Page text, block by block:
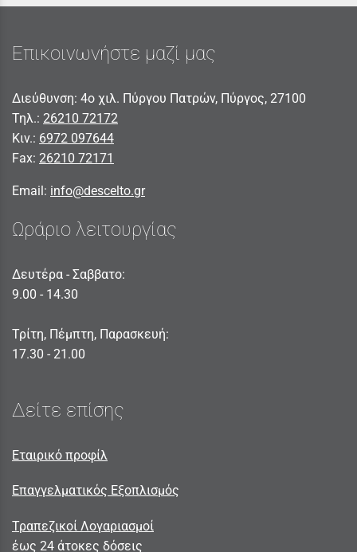
Επικοινωνήστε μαζί μας
Διεύθυνση: 4ο χιλ. Πύργου Πατρών, Πύργος, 27100
Τηλ.: 26210 72172
Κιν.: 6972 097644
Fax: 26210 72171
Email: info@descelto.gr
Ωράριο λειτουργίας
Δευτέρα - Σαββατο:
9.00 - 14.30
Τρίτη, Πέμπτη, Παρασκευή:
17.30 - 21.00
Δείτε επίσης
Εταιρικό προφίλ
Επαγγελματικός Εξοπλισμός
Τραπεζικοί Λογαριασμοί
έως 24 άτοκες δόσεις